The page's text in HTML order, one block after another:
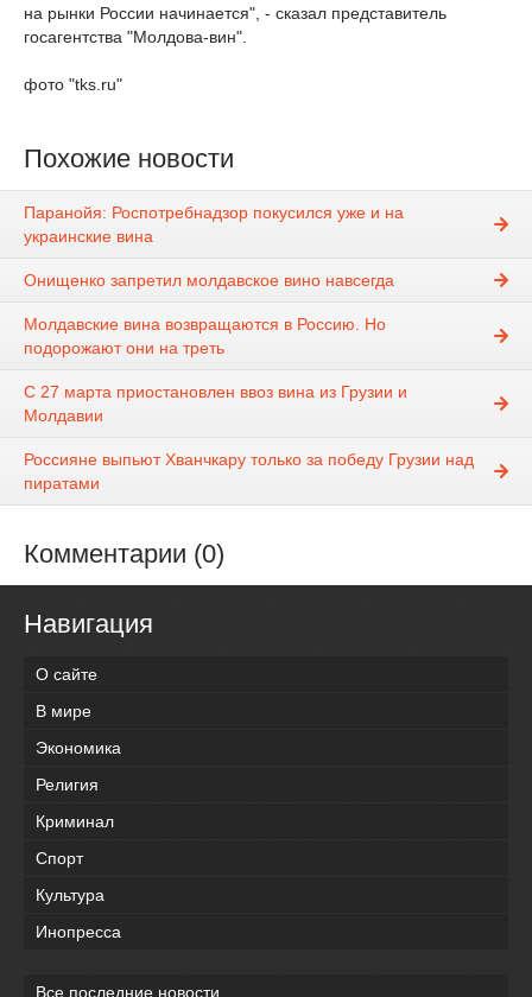
на рынки России начинается", - сказал представитель
госагентства "Молдова-вин".
фото "tks.ru"
Похожие новости
Паранойя: Роспотребнадзор покусился уже и на
украинские вина
Онищенко запретил молдавское вино навсегда
Молдавские вина возвращаются в Россию. Но
подорожают они на треть
С 27 марта приостановлен ввоз вина из Грузии и
Молдавии
Россияне выпьют Хванчкару только за победу Грузии над
пиратами
Комментарии (0)
Навигация
О сайте
В мире
Экономика
Религия
Криминал
Спорт
Культура
Инопресса
Все последние новости